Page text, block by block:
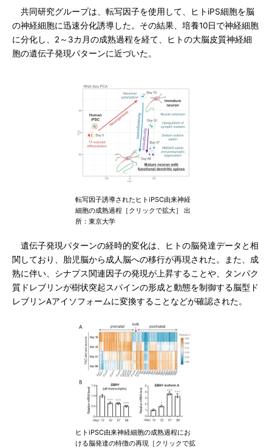
共同研究グループは、転写因子を使用して、ヒトiPS細胞を脳
の神経細胞に迅速分化誘導した。その結果、培養10日で神経細胞
に分化し、2～3カ月の成熟過程を経て、ヒトの大脳皮質神経細
胞の遺伝子発現パターンに近づいた。
転写因子誘導されたヒトiPSC由来神経
細胞の成熟過程［クリックで拡大］ 出
所：東京大学
遺伝子発現パターンの経時的変化は、ヒトの脳発達データと相
関しており、胎児脳から成人脳への移行が再現された。また、成
熟に伴い、シナプス関連因子の発現が上昇することや、タンパク
質ドレブリンが樹状突起スパインの形成と動態を制御する脳型ド
レブリンAアイソフォームに変換することなどが確認された。
ヒトiPSC由来神経細胞の成熟過程にお
ける脳発達の特徴の再現［クリックで拡